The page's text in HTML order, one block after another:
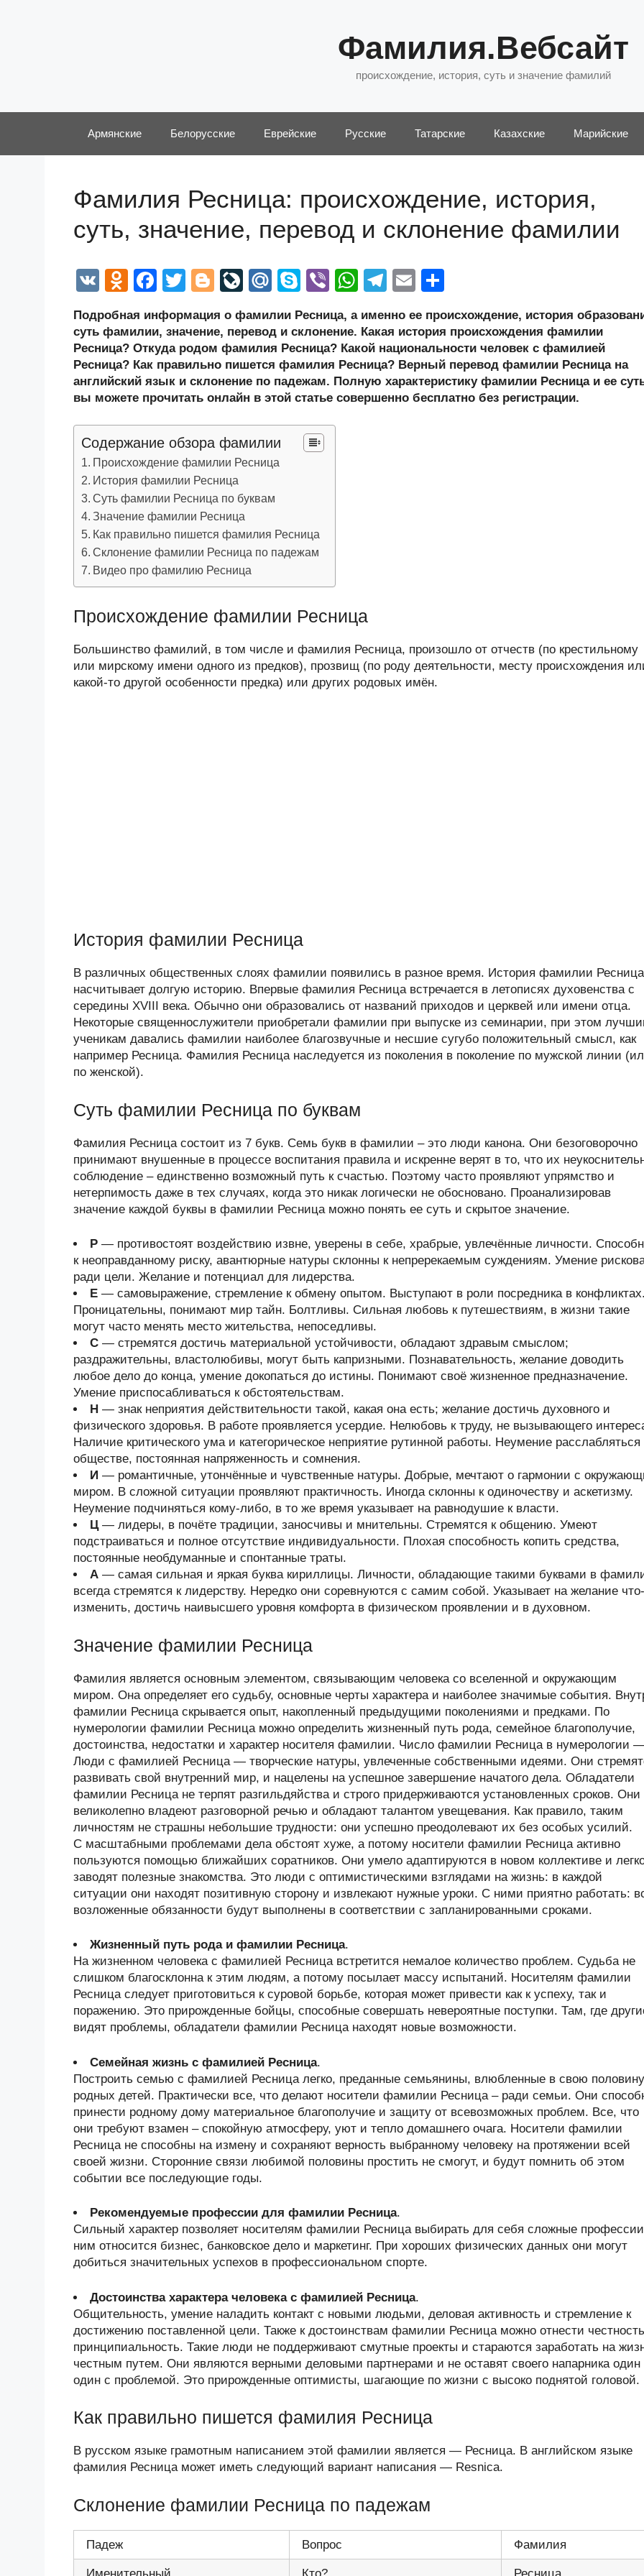
Фамилия.Вебсайт
происхождение, история, суть и значение фамилий
Армянские Белорусские Еврейские Русские Татарские Казахские Марийские
Фамилия Ресница: происхождение, история,
суть, значение, перевод и склонение фамилии
V
O
n
o
kl
a
ss
ni
ki
F
c
e
b
o
o
k
T
tt
er
Bl
g
g
er
Li
e
J
o
ur
n
al
M
.R
u
S
p
e
Vi
er
W
at
s
A
p
T
e
gr
a
m
E
ail р
а
в
и
Подробная информация о фамилии Ресница, а именно ее происхождение, история
суть фамилии, значение, перевод и склонение. Какая история происхождения фамилии
Ресница? Откуда родом фамилия Ресница? Какой национальности человек с фамилией
Ресница? Как правильно пишется фамилия Ресница? Верный перевод фамилии Ресница на
английский язык и склонение по падежам. Полную характеристику фамилии Ресница и ее
вы можете прочитать онлайн в этой статье совершенно бесплатно без регистрации.
Содержание обзора фамилии
Происхождение фамилии Ресница
История фамилии Ресница
Суть фамилии Ресница по буквам
Значение фамилии Ресница
Как правильно пишется фамилия Ресница
Склонение фамилии Ресница по падежам
Видео про фамилию Ресница
Происхождение фамилии Ресница
Большинство фамилий, в том числе и фамилия Ресница, произошло от отчеств (по крестильному
или мирскому имени одного из предков), прозвищ (по роду деятельности, месту происхождения
какой-то другой особенности предка) или других родовых имён.
История фамилии Ресница
В различных общественных слоях фамилии появились в разное время. История фамилии Ресница
насчитывает долгую историю. Впервые фамилия Ресница встречается в летописях духовенства с
середины XVIII века. Обычно они образовались от названий приходов и церквей или имени отца.
Некоторые священнослужители приобретали фамилии при выпуске из семинарии, при этом
ученикам давались фамилии наиболее благозвучные и несшие сугубо положительный смысл, как
например Ресница. Фамилия Ресница наследуется из поколения в поколение по мужской линии
по женской).
Суть фамилии Ресница по буквам
Фамилия Ресница состоит из 7 букв. Семь букв в фамилии – это люди канона. Они безоговорочно
принимают внушенные в процессе воспитания правила и искренне верят в то, что их
соблюдение – единственно возможный путь к счастью. Поэтому часто проявляют упрямство и
нетерпимость даже в тех случаях, когда это никак логически не обосновано. Проанализировав
значение каждой буквы в фамилии Ресница можно понять ее суть и скрытое значение.
Р — противостоят воздействию извне, уверены в себе, храбрые, увлечённые личности.
к неоправданному риску, авантюрные натуры склонны к непререкаемым суждениям. Умение
ради цели. Желание и потенциал для лидерства.
Е — самовыражение, стремление к обмену опытом. Выступают в роли посредника в конфликтах.
Проницательны, понимают мир тайн. Болтливы. Сильная любовь к путешествиям, в жизни такие
могут часто менять место жительства, непоседливы.
С — стремятся достичь материальной устойчивости, обладают здравым смыслом;
раздражительны, властолюбивы, могут быть капризными. Познавательность, желание доводить
любое дело до конца, умение докопаться до истины. Понимают своё жизненное предназначение.
Умение приспосабливаться к обстоятельствам.
Н — знак неприятия действительности такой, какая она есть; желание достичь духовного и
физического здоровья. В работе проявляется усердие. Нелюбовь к труду, не вызывающего
Наличие критического ума и категорическое неприятие рутинной работы. Неумение расслабляться
обществе, постоянная напряженность и сомнения.
И — романтичные, утончённые и чувственные натуры. Добрые, мечтают о гармонии с
миром. В сложной ситуации проявляют практичность. Иногда склонны к одиночеству и аскетизму.
Неумение подчиняться кому-либо, в то же время указывает на равнодушие к власти.
Ц— лидеры, в почёте традиции, заносчивы и мнительны. Стремятся к общению. Умеют
подстраиваться и полное отсутствие индивидуальности. Плохая способность копить средства,
постоянные необдуманные и спонтанные траты.
А — самая сильная и яркая буква кириллицы. Личности, обладающие такими буквами в
всегда стремятся к лидерству. Нередко они соревнуются с самим собой. Указывает на желание
изменить, достичь наивысшего уровня комфорта в физическом проявлении и в духовном.
Значение фамилии Ресница
Фамилия является основным элементом, связывающим человека со вселенной и окружающим
миром. Она определяет его судьбу, основные черты характера и наиболее значимые события.
фамилии Ресница скрывается опыт, накопленный предыдущими поколениями и предками. По
нумерологии фамилии Ресница можно определить жизненный путь рода, семейное благополучие,
достоинства, недостатки и характер носителя фамилии. Число фамилии Ресница в нумерологии
Люди с фамилией Ресница — творческие натуры, увлеченные собственными идеями. Они
развивать свой внутренний мир, и нацелены на успешное завершение начатого дела. Обладатели
фамилии Ресница не терпят разгильдяйства и строго придерживаются установленных сроков. Они
великолепно владеют разговорной речью и обладают талантом увещевания. Как правило, таким
личностям не страшны небольшие трудности: они успешно преодолевают их без особых усилий.
С масштабными проблемами дела обстоят хуже, а потому носители фамилии Ресница активно
пользуются помощью ближайших соратников. Они умело адаптируются в новом коллективе и
заводят полезные знакомства. Это люди с оптимистическими взглядами на жизнь: в каждой
ситуации они находят позитивную сторону и извлекают нужные уроки. С ними приятно работать:
возложенные обязанности будут выполнены в соответствии с запланированными сроками.
Жизненный путь рода и фамилии Ресница.
На жизненном человека с фамилией Ресница встретится немалое количество проблем. Судьба не
слишком благосклонна к этим людям, а потому посылает массу испытаний. Носителям фамилии
Ресница следует приготовиться к суровой борьбе, которая может привести как к успеху, так и
поражению. Это прирожденные бойцы, способные совершать невероятные поступки. Там, где
видят проблемы, обладатели фамилии Ресница находят новые возможности.
Семейная жизнь с фамилией Ресница.
Построить семью с фамилией Ресница легко, преданные семьянины, влюбленные в свою
родных детей. Практически все, что делают носители фамилии Ресница – ради семьи. Они
принести родному дому материальное благополучие и защиту от всевозможных проблем. Все, что
они требуют взамен – спокойную атмосферу, уют и тепло домашнего очага. Носители фамилии
Ресница не способны на измену и сохраняют верность выбранному человеку на протяжении всей
своей жизни. Сторонние связи любимой половины простить не смогут, и будут помнить об этом
событии все последующие годы.
Рекомендуемые профессии для фамилии Ресница.
Сильный характер позволяет носителям фамилии Ресница выбирать для себя сложные
ним относится бизнес, банковское дело и маркетинг. При хороших физических данных они могут
добиться значительных успехов в профессиональном спорте.
Достоинства характера человека с фамилией Ресница.
Общительность, умение наладить контакт с новыми людьми, деловая активность и стремление к
достижению поставленной цели. Также к достоинствам фамилии Ресница можно отнести
принципиальность. Такие люди не поддерживают смутные проекты и стараются заработать на
честным путем. Они являются верными деловыми партнерами и не оставят своего напарника один
один с проблемой. Это прирожденные оптимисты, шагающие по жизни с высоко поднятой головой.
Как правильно пишется фамилия Ресница
В русском языке грамотным написанием этой фамилии является — Ресница. В английском языке
фамилия Ресница может иметь следующий вариант написания — Resnica.
Склонение фамилии Ресница по падежам
Падеж Вопрос Фамилия
Именительный Кто? Ресница